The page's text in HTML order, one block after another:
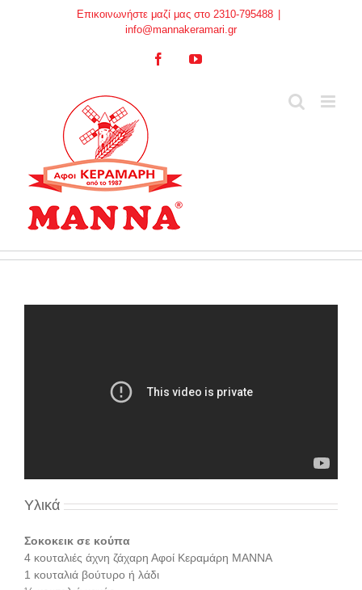
Επικοινωνήστε μαζί μας στο 2310-795488
info@mannakeramari.gr
FacebookYouTube
Υλικά
Σοκοκεικ σε κούπα
4 κουταλιές άχνη ζάχαρη Αφοί Κεραμάρη ΜΑΝΝΑ
1 κουταλιά βούτυρο ή λάδι